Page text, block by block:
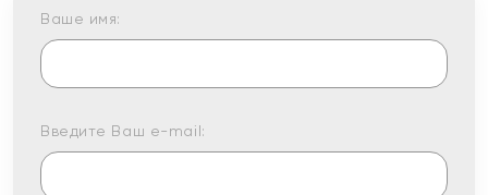
Ваше имя:
Введите Ваш e-mail: